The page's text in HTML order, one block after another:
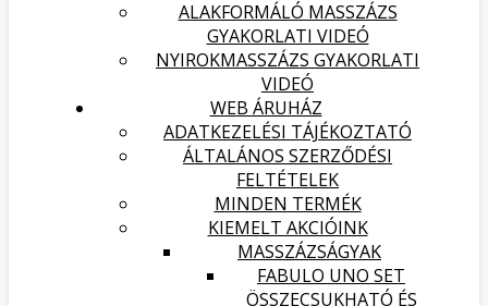
ALAKFORMÁLÓ MASSZÁZS
GYAKORLATI VIDEÓ
NYIROKMASSZÁZS GYAKORLATI
VIDEÓ
WEB ÁRUHÁZ
ADATKEZELÉSI TÁJÉKOZTATÓ
ÁLTALÁNOS SZERZŐDÉSI
FELTÉTELEK
MINDEN TERMÉK
KIEMELT AKCIÓINK
MASSZÁZSÁGYAK
FABULO UNO SET
ÖSSZECSUKHATÓ ÉS